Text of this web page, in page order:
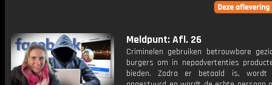
Meldpunt: Afl. 26
Criminelen gebruiken betrouwbare
burgers om in nepadvertenties
bieden. Zodra er betaald is,